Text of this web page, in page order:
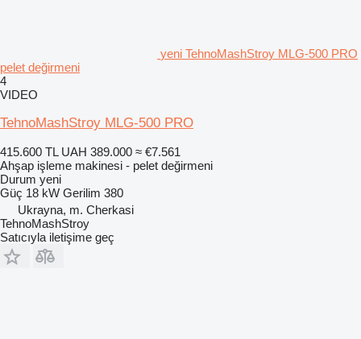
yeni TehnoMashStroy MLG-500 PRO
pelet değirmeni
4
VIDEO
TehnoMashStroy MLG-500 PRO
415.600 TL UAH 389.000 ≈ €7.561
Ahşap işleme makinesi - pelet değirmeni
Durum yeni
Güç 18 kW Gerilim 380
Ukrayna, m. Cherkasi
TehnoMashStroy
Satıcıyla iletişime geç